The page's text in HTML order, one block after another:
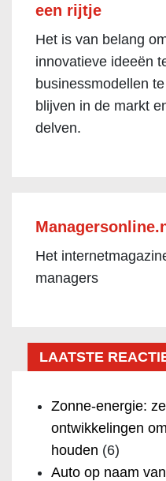
een rijtje
Het is van belang
innovatieve ideeën
businessmodellen
blijven in de markt
delven.
Het
managers
LAATSTE
Zonne-energie:
ontwikkelingen
houden (6)
Auto op naam